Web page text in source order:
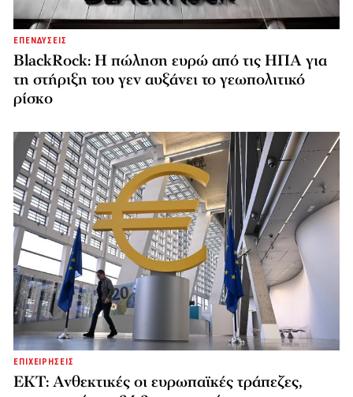
ΕΠΕΝΔΥΣΕΙΣ
BlackRock: Η πώληση ευρώ από τις ΗΠΑ για
τη στήριξη του γεν αυξάνει το γεωπολιτικό
ρίσκο
ΕΠΙΧΕΙΡΗΣΕΙΣ
ΕΚΤ: Ανθεκτικές οι ευρωπαϊκές τράπεζες,